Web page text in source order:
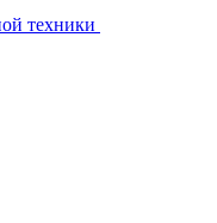
техники